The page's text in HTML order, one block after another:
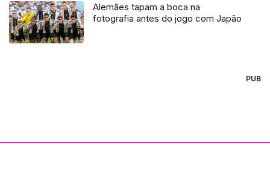
Alemães tapam a boca na
fotografia antes do jogo com Japão
PUB